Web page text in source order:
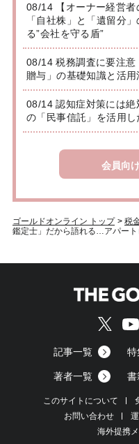
08/14 【オーナー経営者
「自社株」と「遺留分
る”会社を守る盾”
08/14 税務調査に要注
贈与」の基礎知識と活用
08/14 認知症対策には絶
の「民事信託」を活用
会員向
ゴールドオンライン トップ > 税
鑑定士」だから語れる…アパー
記事一覧 特
著者一覧 書
このサイトについて
お問い合わせ
海外提携